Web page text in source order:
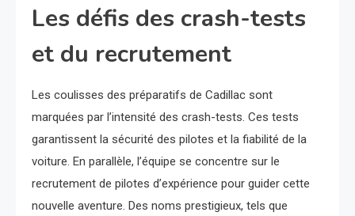
Les défis des crash-tests
et du recrutement
Les coulisses des préparatifs de Cadillac sont
marquées par l’intensité des crash-tests. Ces tests
garantissent la sécurité des pilotes et la fiabilité de la
voiture. En parallèle, l’équipe se concentre sur le
recrutement de pilotes d’expérience pour guider cette
nouvelle aventure. Des noms prestigieux, tels que